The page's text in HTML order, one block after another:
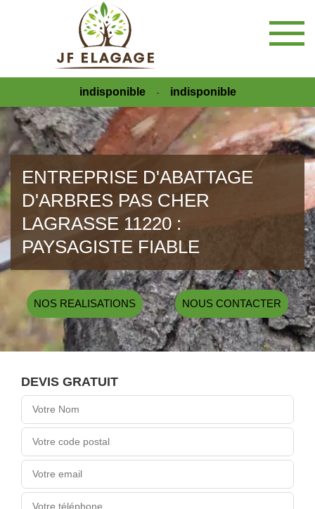
indisponible - indisponible
ENTREPRISE D'ABATTAGE
D'ARBRES PAS CHER
LAGRASSE 11220 :
PAYSAGISTE FIABLE
NOS REALISATIONS NOUS CONTACTER
DEVIS GRATUIT